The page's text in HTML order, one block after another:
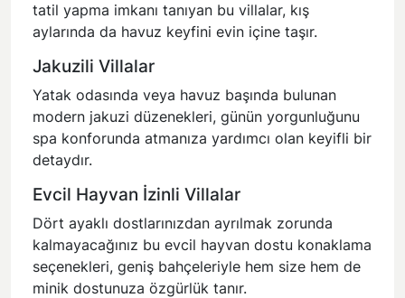
tatil yapma imkanı tanıyan bu villalar, kış
aylarında da havuz keyfini evin içine taşır.
Jakuzili Villalar
Yatak odasında veya havuz başında bulunan
modern jakuzi düzenekleri, günün yorgunluğunu
spa konforunda atmanıza yardımcı olan keyifli bir
detaydır.
Evcil Hayvan İzinli Villalar
Dört ayaklı dostlarınızdan ayrılmak zorunda
kalmayacağınız bu evcil hayvan dostu konaklama
seçenekleri, geniş bahçeleriyle hem size hem de
minik dostunuza özgürlük tanır.